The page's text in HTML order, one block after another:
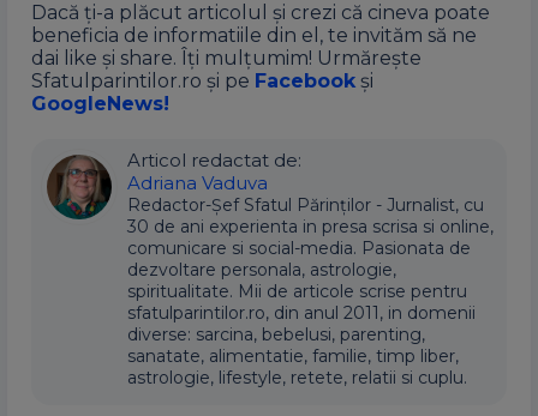
Dacă ți-a plăcut articolul și crezi că cineva poate
beneficia de informatiile din el, te invităm să ne
dai like și share. Îți mulțumim! Urmărește
Sfatulparintilor.ro și pe Facebook și
GoogleNews!
Articol redactat de:
Adriana Vaduva
Redactor-Șef Sfatul Părinților - Jurnalist, cu
30 de ani experienta in presa scrisa si online,
comunicare si social-media. Pasionata de
dezvoltare personala, astrologie,
spiritualitate. Mii de articole scrise pentru
sfatulparintilor.ro, din anul 2011, in domenii
diverse: sarcina, bebelusi, parenting,
sanatate, alimentatie, familie, timp liber,
astrologie, lifestyle, retete, relatii si cuplu.